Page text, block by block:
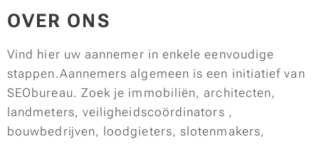
OVER ONS
Vind hier uw aannemer in enkele eenvoudige
stappen.Aannemers algemeen is een initiatief van
SEObureau. Zoek je immobiliën, architecten,
landmeters, veiligheidscoördinators ,
bouwbedrijven, loodgieters, slotenmakers,